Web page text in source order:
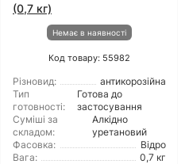
(0,7 кг)
Немає в наявності
Код товару: 55982
Різновид:
антикорозійна
Тип
готовності:
Готова до
застосування
Суміші за
складом:
Алкідно
уретановий
Фасовка:
Відро
Вага:
0,7 кг